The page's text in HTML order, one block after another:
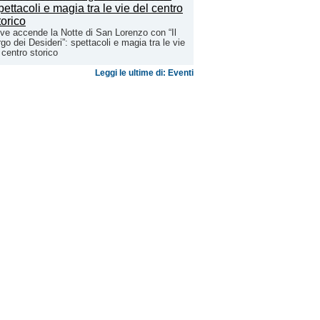
accende la Notte di San Lorenzo con “Il
dei Desideri”: spettacoli e magia tra le vie
storico
Leggi le ultime di: Eventi